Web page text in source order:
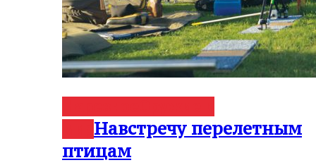
Навстречу перелетным
птицам